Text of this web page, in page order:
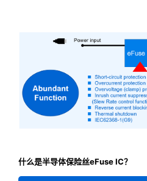
什么是半导体保险丝eFuse IC？